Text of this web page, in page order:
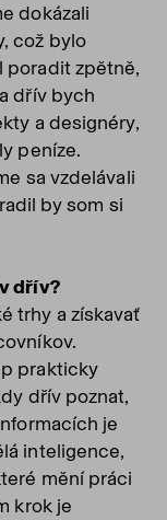
dokázali
což bylo
poradit zpětně,
dřív bych
a designéry,
peníze.
sa vzdelávali
by som si
dřív?
trhy a získavať
prakticky
dřív poznat,
je
inteligence,
mění práci
krok je